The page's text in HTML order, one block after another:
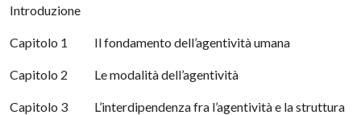
Introduzione
Capitolo 1 Il fondamento dell’agentività umana
Capitolo 2 Le modalità dell’agentività
Capitolo 3 L’interdipendenza fra l’agentività e la struttura